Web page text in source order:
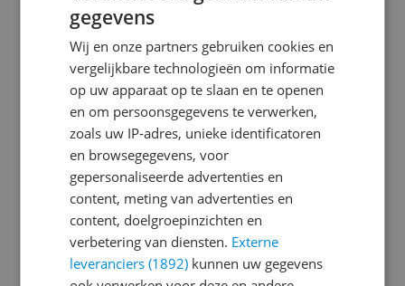
Fysieke kenmerken
Garantie & motor
Instellingen en functies
Introductie en ondersteuning
Mogelijke vereisten instellen en gebruik
Overige kenmerken
Productinformatie
Technisch
gegevens
Wij en onze partners gebruiken cookies en
vergelijkbare technologieën om informatie
op uw apparaat op te slaan en te openen
en om persoonsgegevens te verwerken,
zoals uw IP-adres, unieke identificatoren
en browsegegevens, voor
gepersonaliseerde advertenties en
content, meting van advertenties en
content, doelgroepinzichten en
verbetering van diensten. Externe
leveranciers (1892) kunnen uw gegevens